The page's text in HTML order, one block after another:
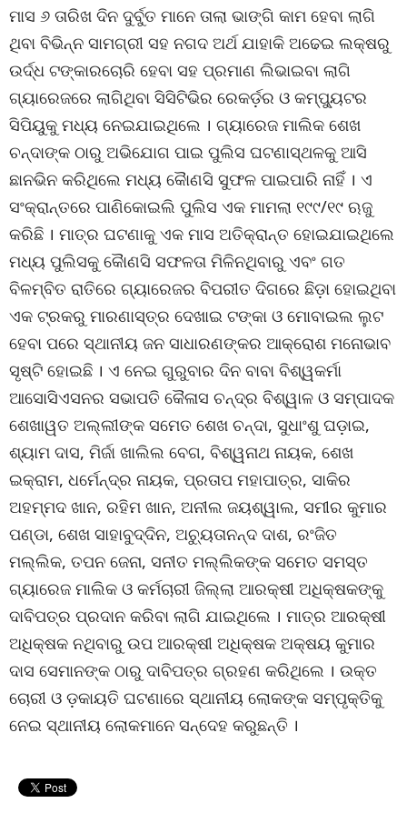
ମାସ ୬ ତାରିଖ ଦିନ ଦୁର୍ବୁତ ମାନେ ତାଲା ଭାଙ୍ଗି କାମ ହେବା ଲାଗି
ଥିବା ବିଭିନ୍ନ ସାମଗ୍ରୀ ସହ ନଗଦ ଅର୍ଥ ଯାହାକି ଅଢେଇ ଲକ୍ଷରୁ
ଉର୍ଦ୍ଧ ଟଙ୍କାରଚୋରି ହେବା ସହ ପ୍ରମାଣ ଲିଭାଇବା ଲାଗି
ଗ୍ୟାରେଜରେ ଲାଗିଥିବା ସିସିଟିଭିର ରେକର୍ଡ଼ର ଓ କମ୍ପ୍ୟୁଟର
ସିପିୟୁକୁ ମଧ୍ୟ ନେଇଯାଇଥିଲେ । ଗ୍ୟାରେଜ ମାଲିକ ଶେଖ
ଚନ୍ଦାଙ୍କ ଠାରୁ ଅଭିଯୋଗ ପାଇ ପୁଲିସ ଘଟଣାସ୍ଥଳକୁ ଆସି
ଛାନଭିନ କରିଥିଲେ ମଧ୍ୟ କୈାଣସି ସୁଫଳ ପାଇପାରି ନାହିଁ । ଏ
ସଂକ୍ରାନ୍ତରେ ପାଣିକୋଇଲି ପୁଲିସ ଏକ ମାମଲା ୧୯୯/୧୯ ଋଜୁ
କରିଛି । ମାତ୍ର ଘଟଣାକୁ ଏକ ମାସ ଅତିକ୍ରାନ୍ତ ହୋଇଯାଇଥିଲେ
ମଧ୍ୟ ପୁଲିସକୁ କୈାଣସି ସଫଳତା ମିଳିନଥିବାରୁ ଏବଂ ଗତ
ବିଳମ୍ବିତ ରାତିରେ ଗ୍ୟାରେଜର ବିପରୀତ ଦିଗରେ ଛିଡ଼ା ହୋଇଥିବା
ଏକ ଟ୍ରକରୁ ମାରଣାସ୍ତ୍ର ଦେଖାଇ ଟଙ୍କା ଓ ମୋବାଇଲ ଲୁଟ
ହେବା ପରେ ସ୍ଥାନୀୟ ଜନ ସାଧାରଣଙ୍କର ଆକ୍ରୋଶ ମନୋଭାବ
ସୃଷ୍ଟି ହୋଇଛି । ଏ ନେଇ ଗୁରୁବାର ଦିନ ବାବା ବିଶ୍ୱକର୍ମା
ଆସୋସିଏସନର ସଭାପତି କୈଳାସ ଚନ୍ଦ୍ର ବିଶ୍ୱାଳ ଓ ସମ୍ପାଦକ
ଶେଖାୱତ ଅଲ୍ଲୀଙ୍କ ସମେତ ଶେଖ ଚନ୍ଦା, ସୁଧାଂଶୁ ଘଡ଼ାଇ,
ଶ୍ୟାମ ଦାସ, ମିର୍ଜା ଖାଲିଲ ବେଗ, ବିଶ୍ୱନାଥ ନାୟକ, ଶେଖ
ଇକ୍ରାମ, ଧର୍ମେନ୍ଦ୍ର ନାୟକ, ପ୍ରତାପ ମହାପାତ୍ର, ସାକିର
ଅହମ୍ମଦ ଖାନ, ରହିମ ଖାନ, ଅନୀଲ ଜୟଶ୍ୱାଲ, ସମୀର କୁମାର
ପଣ୍ଡା, ଶେଖ ସାହାବୁଦ୍ଦିନ, ଅଚ୍ୟୁତାନନ୍ଦ ଦାଶ, ରଂଜିତ
ମଲ୍ଲିକ, ତପନ ଜେନା, ସନୀତ ମଲ୍ଲିକଙ୍କ ସମେତ ସମସ୍ତ
ଗ୍ୟାରେଜ ମାଲିକ ଓ କର୍ମଚାରୀ ଜିଲ୍ଲା ଆରକ୍ଷୀ ଅଧିକ୍ଷକଙ୍କୁ
ଦାବିପତ୍ର ପ୍ରଦାନ କରିବା ଲାଗି ଯାଇଥିଲେ । ମାତ୍ର ଆରକ୍ଷୀ
ଅଧିକ୍ଷକ ନଥିବାରୁ ଉପ ଆରକ୍ଷୀ ଅଧିକ୍ଷକ ଅକ୍ଷୟ କୁମାର
ଦାସ ସେମାନଙ୍କ ଠାରୁ ଦାବିପତ୍ର ଗ୍ରହଣ କରିଥିଲେ । ଉକ୍ତ
ଚୋରୀ ଓ ଡ଼କାୟତି ଘଟଣାରେ ସ୍ଥାନୀୟ ଲୋକଙ୍କ ସମ୍ପୃକ୍ତିକୁ
ନେଇ ସ୍ଥାନୀୟ ଲୋକମାନେ ସନ୍ଦେହ କରୁଛନ୍ତି ।